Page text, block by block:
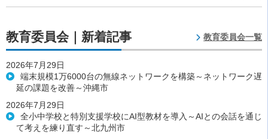
教育委員会｜新着記事 教育委員会一覧
2026年7月29日
端末規模1万6000台の無線ネットワークを構築～ネットワーク遅
延の課題を改善～沖縄市
2026年7月29日
全小中学校と特別支援学校にAI型教材を導入～AIとの会話を通じ
て考えを練り直す～北九州市